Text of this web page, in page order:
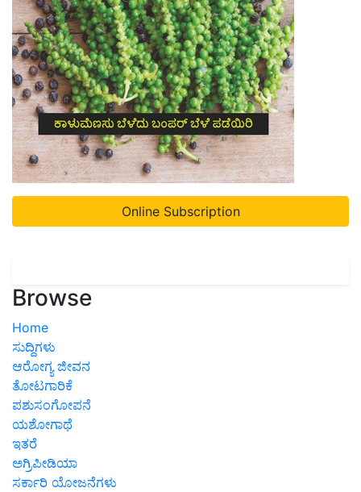
Online Subscription
Browse
Home
ಸುದ್ದಿಗಳು
ಆರೋಗ್ಯ ಜೀವನ
ತೋಟಗಾರಿಕೆ
ಪಶುಸಂಗೋಪನೆ
ಯಶೋಗಾಥೆ
ಇತರೆ
ಅಗ್ರಿಪೀಡಿಯಾ
ಸರ್ಕಾರಿ ಯೋಜನೆಗಳು